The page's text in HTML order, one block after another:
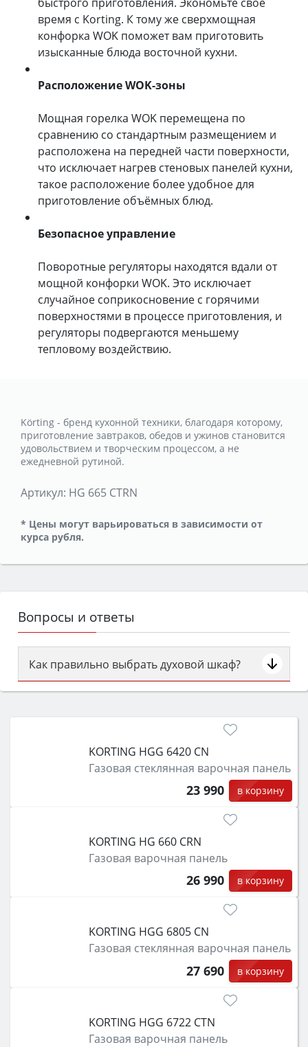
время с Korting. К тому же сверхмощная
конфорка WOK поможет вам приготовить
изысканные блюда восточной кухни.
Расположение WOK-зоны
Мощная горелка WOK перемещена по
сравнению со стандартным размещением и
расположена на передней части поверхности,
что исключает нагрев стеновых панелей кухни,
такое расположение более удобное для
приготовление объёмных блюд.
Безопасное управление
Поворотные регуляторы находятся вдали от
мощной конфорки WOK. Это исключает
случайное соприкосновение с горячими
поверхностями в процессе приготовления, и
регуляторы подвергаются меньшему
тепловому воздействию.
Körting - бренд кухонной техники, благодаря которому,
приготовление завтраков, обедов и ужинов становится
удовольствием и творческим процессом, а не
ежедневной рутиной.
Артикул: HG 665 CTRN
* Цены могут варьироваться в зависимости от
курса рубля.
Вопросы и ответы
Как правильно выбрать духовой шкаф?
Сначала определитесь с типом (газовый или
затем смотрите на объём 50–70 л для семьи,
функции (конвекция, гриль, самоочистка,
защита от детей).
KORTING HGG 6420 CN
Газовая стеклянная варочная панель
23 990 в корзину
KORTING HG 660 CRN
Газовая варочная панель
26 990 в корзину
KORTING HGG 6805 CN
Газовая стеклянная варочная панель
27 690 в корзину
KORTING HGG 6722 CTN
Газовая варочная панель